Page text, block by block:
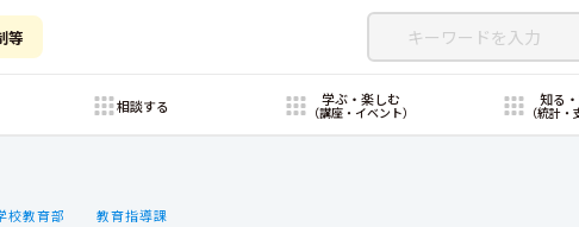
等
相談する 学ぶ・楽しむ
（講座・イベント）
知る
（統計・
校教育部 教育指導課